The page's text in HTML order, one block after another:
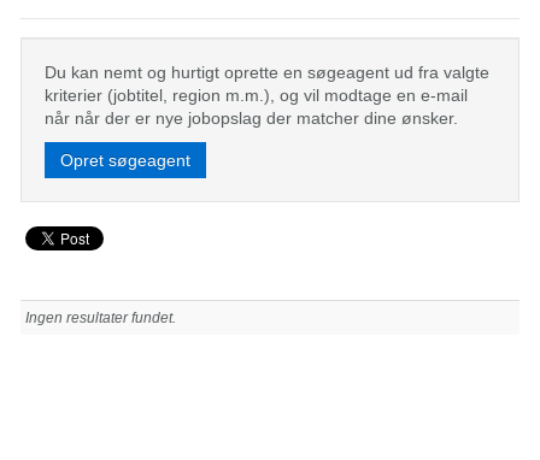
Du kan nemt og hurtigt oprette en søgeagent ud fra valgte
kriterier (jobtitel, region m.m.), og vil modtage en e-mail
når når der er nye jobopslag der matcher dine ønsker.
Opret søgeagent
Ingen resultater fundet.